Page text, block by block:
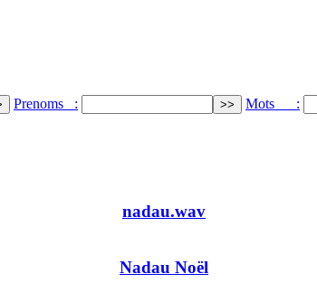
Prenoms : Mots :
nadau.wav
Nadau Noël